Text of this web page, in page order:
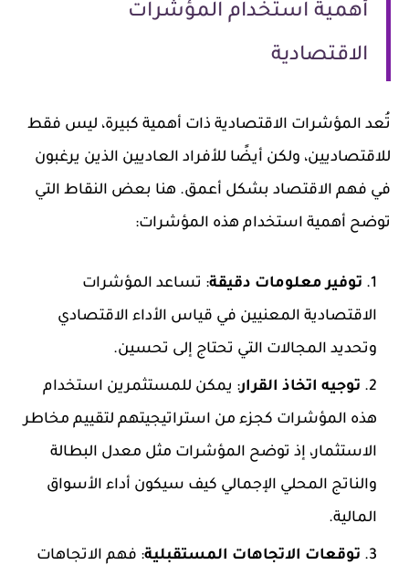
أهمية استخدام المؤشرات
الاقتصادية
تُعد المؤشرات الاقتصادية ذات أهمية كبيرة، ليس فقط
للاقتصاديين، ولكن أيضًا للأفراد العاديين الذين يرغبون
في فهم الاقتصاد بشكل أعمق. هنا بعض النقاط التي
توضح أهمية استخدام هذه المؤشرات:
توفير معلومات دقيقة: تساعد المؤشرات
الاقتصادية المعنيين في قياس الأداء الاقتصادي
وتحديد المجالات التي تحتاج إلى تحسين.
توجيه اتخاذ القرار: يمكن للمستثمرين استخدام
هذه المؤشرات كجزء من استراتيجيتهم لتقييم مخاطر
الاستثمار، إذ توضح المؤشرات مثل معدل البطالة
والناتج المحلي الإجمالي كيف سيكون أداء الأسواق
المالية.
توقعات الاتجاهات المستقبلية: فهم الاتجاهات